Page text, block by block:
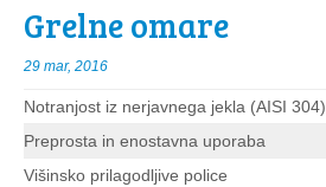
Grelne omare
29 mar, 2016
Notranjost iz nerjavnega jekla (AISI 304)
Preprosta in enostavna uporaba
Višinsko prilagodljive police